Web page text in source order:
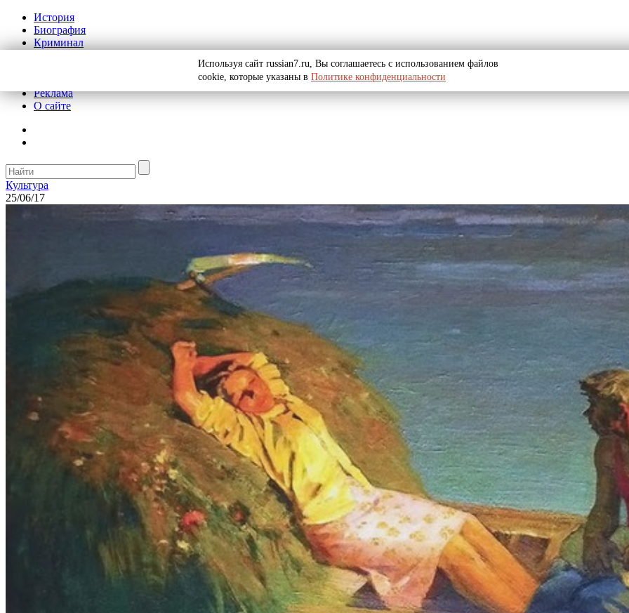
История
Биография
Криминал
Реклама
О сайте
Культура
25/06/17
Используя сайт russian7.ru, Вы соглашаетесь с использованием файлов
cookie, которые указаны в Политике конфиденциальности